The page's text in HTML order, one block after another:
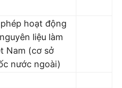
hoạt động
liệu làm
Nam (cơ sở
nước ngoài)